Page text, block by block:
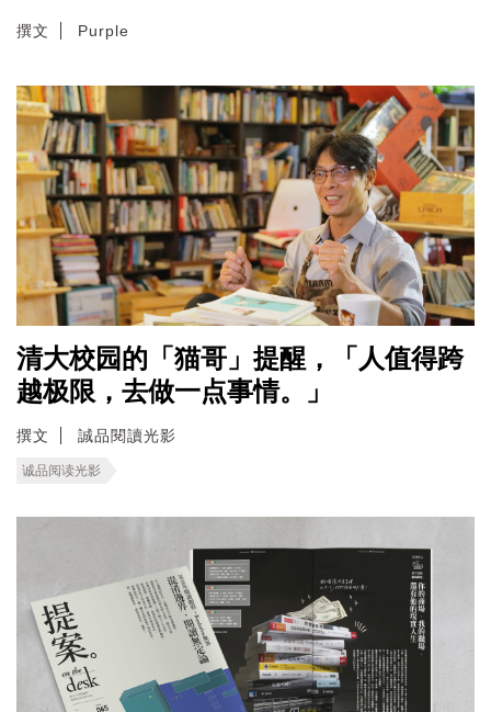
撰文 Purple
清大校园的「猫哥」提醒，「人值得跨
越极限，去做一点事情。」
撰文 誠品閱讀光影
诚品阅读光影